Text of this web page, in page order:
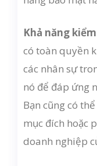
Khả năng
có toàn quyền
các nhân sự
nó để đáp ứng
Bạn cũng có
mục đích hoặc
doanh nghiệp